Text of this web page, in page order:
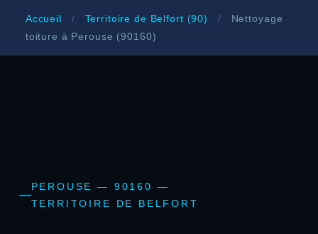
Accueil / Territoire de Belfort (90) /
Nettoyage
toiture à Perouse (90160)
PEROUSE — 90160 —
TERRITOIRE DE BELFORT